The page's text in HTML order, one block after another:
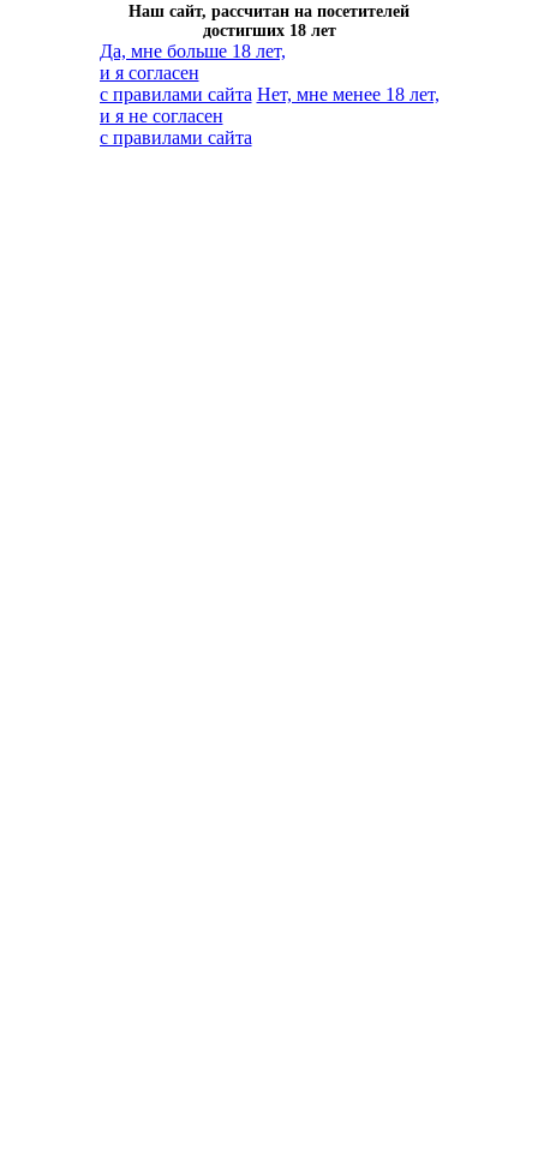
Наш сайт, рассчитан на посетителей
достигших 18 лет
Да, мне больше 18 лет,
и я согласен
с правилами сайта Нет, мне менее 18 лет,
и я не согласен
с правилами сайта